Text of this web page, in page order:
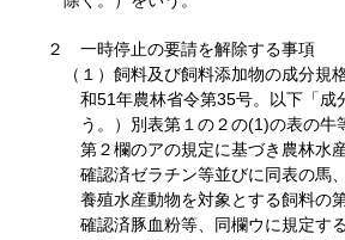
２ 一時停止の要請を解除する事項
（１）飼料及び飼料添加物の成分規
和51年農林省令第35号。以下「成
う。）別表第１の２の(1)の表の牛
第２欄のアの規定に基づき農林水
確認済ゼラチン等並びに同表の馬
養殖水産動物を対象とする飼料の
確認済豚血粉等、同欄ウに規定す